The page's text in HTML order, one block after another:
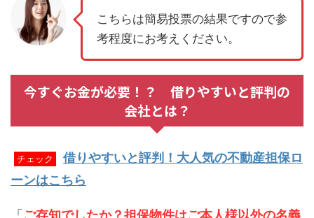
こちらは簡易投票の結果ですので参
考程度にお考えください。
今すぐお金が必要！？ 借りやすいと評判の
会社とは？
チェック
借りやすいと評判！大人気の不動産担保ロ
ーンはこちら
「 ご存知でしたか？担保物件はご本人様以外の名義